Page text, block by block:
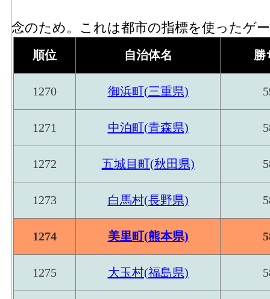
念のため。これは都市の指標を使ったゲ
順位 自治体名 勝
1270 御浜町(三重県)
1271 中泊町(青森県)
1272 五城目町(秋田県)
1273 白馬村(長野県)
1274 美里町(熊本県)
1275 大玉村(福島県)